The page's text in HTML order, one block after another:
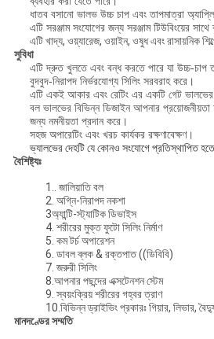
ধাতব বসানো ভালভ উচ্চ চাপ এবং তাপমাত্রা
এটি সরঞ্জাম সংযোগের জন্য সরঞ্জাম টিউবিংয়ের
এটি খাদ্য, ওয়্যারেজ, ওয়াইন, ওষুধ এবং রাসায়নিক
সুবিধা
এটি দ্রুত খুলতে এবং বন্ধ করতে পারে যা উচ্চ-চাপ
বুদবুদ-নিরাপদ নির্ভরযোগ্য সিলিং সরবরাহ করে।
এটি একই আকার এবং রেটিং এর একটি গেট ভালভের
বল ভালভের বিভিন্ন ডিজাইন আপনার প্রয়োজনীয়তা
জন্য নমনীয়তা প্রদান করে।
সহজ অপারেটিং এবং খরচ কার্যকর রক্ষণাবেক্ষণ।
ভ্যালভের দেহটি যে কোনও সংযোগে প্রতিস্থাপিত হতে
বৈশিষ্ট্যঃ
1.. জালিয়াতি বল
2. অগ্নি-নিরাপদ নকশা
3অ্যান্টি-স্ট্যাটিক ডিভাইস
4. শরীরের মুক্ত ফুটো সিলিং নির্মাণ
5. কম টর্চ অপারেশন
6. ডাবল ব্লক & রক্তপাত ((ডিবিবি)
7. জরুরী সিলিং
8.আপনার পছন্দের এক্সটেনশন স্টেম
9. স্বয়ংক্রিয় শরীরের গহ্বর ত্রাণ
10.বিভিন্ন ড্রাইভিং প্রকারঃ গিয়ার, লিভার,
মানদণ্ডের সম্মতি